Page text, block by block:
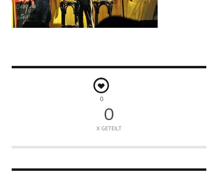
0
0
X GETEILT